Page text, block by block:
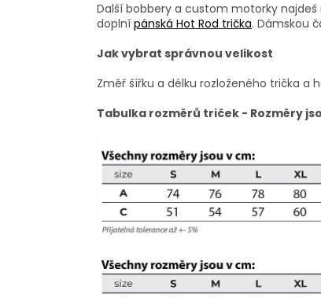
Další bobbery a custom motorky najdeš
doplní pánská Hot Rod trička. Dámskou
Jak vybrat správnou velikost
Změř šířku a délku rozloženého trička a
Tabulka rozměrů triček - Rozměry